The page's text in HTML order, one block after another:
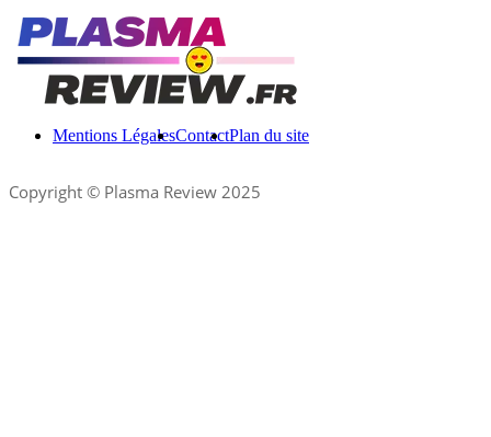
Mentions LégalesContactPlan du site
Copyright © Plasma Review 2025